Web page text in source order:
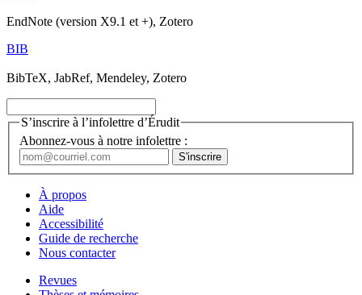
EndNote (version X9.1 et +), Zotero
BIB
BibTeX, JabRef, Mendeley, Zotero
S’inscrire à l’infolettre d’Érudit
Abonnez-vous à notre infolettre :
À propos
Aide
Accessibilité
Guide de recherche
Nous contacter
Revues